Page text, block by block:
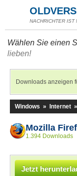
NACHRICHTER IST
Wählen Sie einen
lieben!
Downloads anzeigen
Windows » Internet »
Mozilla
1.394 Downloads
Jetzt